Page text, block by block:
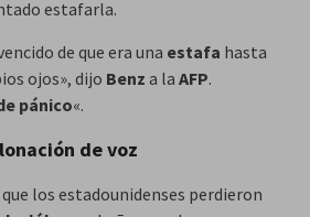
estafarla.
de que era una estafa hasta
ojos», dijo Benz a la AFP.
pánico«.
de voz
los estadounidenses perdieron